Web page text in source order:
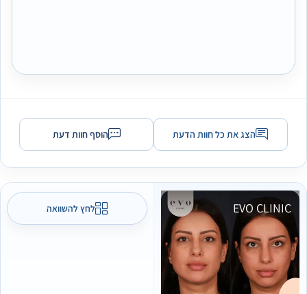
הצג את כל חוות הדעת הוסף חוות דעת
לחץ להשוואה EVO CLINIC